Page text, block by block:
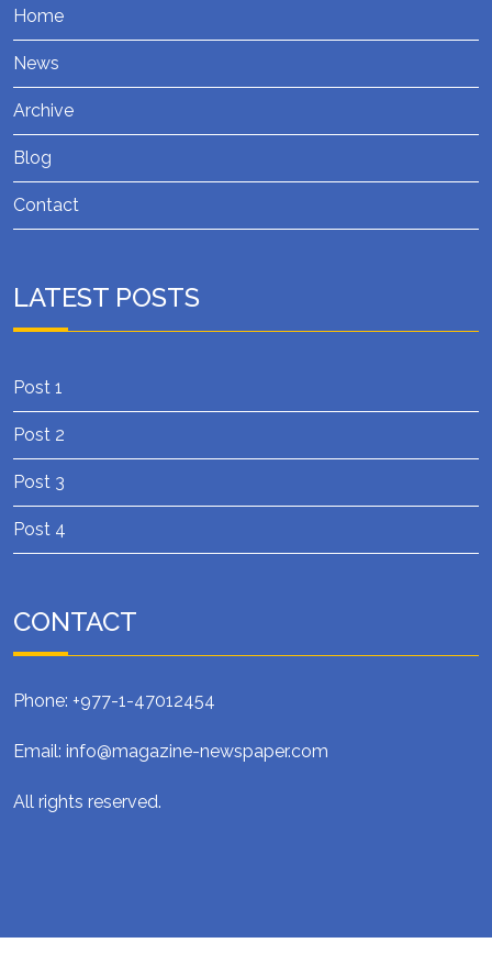
Home
News
Archive
Blog
Contact
LATEST POSTS
Post 1
Post 2
Post 3
Post 4
CONTACT
Phone: +977-1-47012454
Email: info@magazine-newspaper.com
All rights reserved.